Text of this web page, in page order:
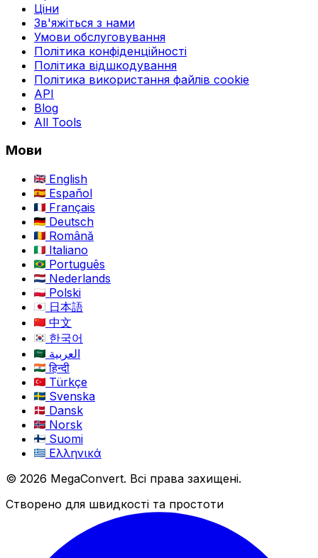
Ціни
Зв'яжіться з нами
Умови обслуговування
Політика конфіденційності
Політика відшкодування
Політика використання файлів cookie
API
Blog
All Tools
Мови
English
Español
Français
Deutsch
Română
Italiano
Português
Nederlands
Polski
日本語
中文
한국어
العربية
हिन्दी
Türkçe
Svenska
Dansk
Norsk
Suomi
Ελληνικά
© 2026 MegaConvert. Всі права захищені.
Створено для швидкості та простоти